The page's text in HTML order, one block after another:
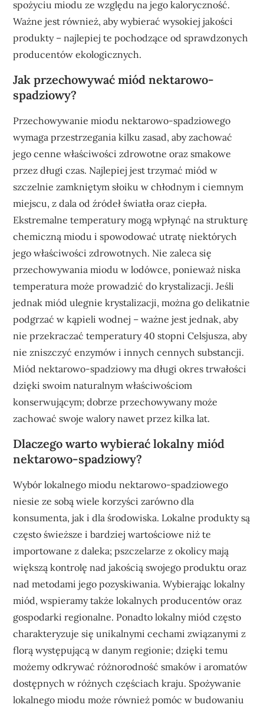
spożyciu miodu ze względu na jego kaloryczność.
Ważne jest również, aby wybierać wysokiej jakości
produkty – najlepiej te pochodzące od sprawdzonych
producentów ekologicznych.
Jak przechowywać miód nektarowo-
spadziowy?
Przechowywanie miodu nektarowo-spadziowego
wymaga przestrzegania kilku zasad, aby zachować
jego cenne właściwości zdrowotne oraz smakowe
przez długi czas. Najlepiej jest trzymać miód w
szczelnie zamkniętym słoiku w chłodnym i ciemnym
miejscu, z dala od źródeł światła oraz ciepła.
Ekstremalne temperatury mogą wpłynąć na strukturę
chemiczną miodu i spowodować utratę niektórych
jego właściwości zdrowotnych. Nie zaleca się
przechowywania miodu w lodówce, ponieważ niska
temperatura może prowadzić do krystalizacji. Jeśli
jednak miód ulegnie krystalizacji, można go delikatnie
podgrzać w kąpieli wodnej – ważne jest jednak, aby
nie przekraczać temperatury 40 stopni Celsjusza, aby
nie zniszczyć enzymów i innych cennych substancji.
Miód nektarowo-spadziowy ma długi okres trwałości
dzięki swoim naturalnym właściwościom
konserwującym; dobrze przechowywany może
zachować swoje walory nawet przez kilka lat.
Dlaczego warto wybierać lokalny miód
nektarowo-spadziowy?
Wybór lokalnego miodu nektarowo-spadziowego
niesie ze sobą wiele korzyści zarówno dla
konsumenta, jak i dla środowiska. Lokalne produkty są
często świeższe i bardziej wartościowe niż te
importowane z daleka; pszczelarze z okolicy mają
większą kontrolę nad jakością swojego produktu oraz
nad metodami jego pozyskiwania. Wybierając lokalny
miód, wspieramy także lokalnych producentów oraz
gospodarki regionalne. Ponadto lokalny miód często
charakteryzuje się unikalnymi cechami związanymi z
florą występującą w danym regionie; dzięki temu
możemy odkrywać różnorodność smaków i aromatów
dostępnych w różnych częściach kraju. Spożywanie
lokalnego miodu może również pomóc w budowaniu